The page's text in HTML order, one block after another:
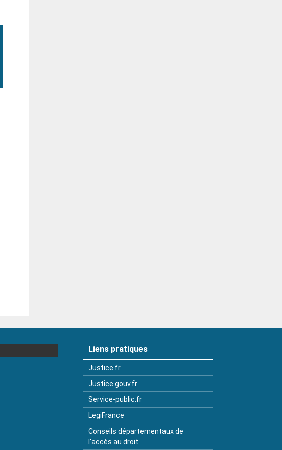
Liens pratiques
Justice.fr
Justice.gouv.fr
Service-public.fr
LegiFrance
Conseils départementaux de
l'accès au droit